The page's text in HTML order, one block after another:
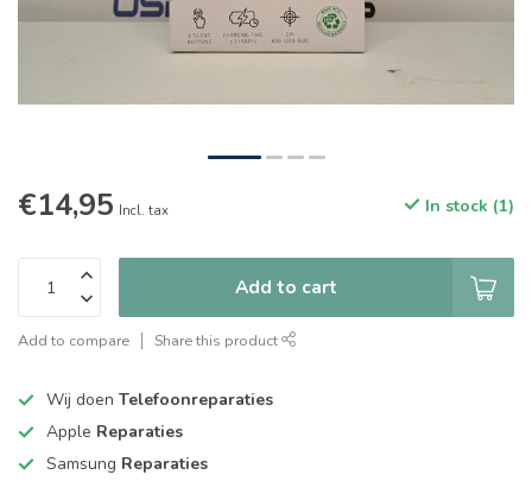
€14,95 Incl. tax In stock (1)
Add to cart
Add to compare Share this product
Wij doen Telefoonreparaties
Apple Reparaties
Samsung Reparaties